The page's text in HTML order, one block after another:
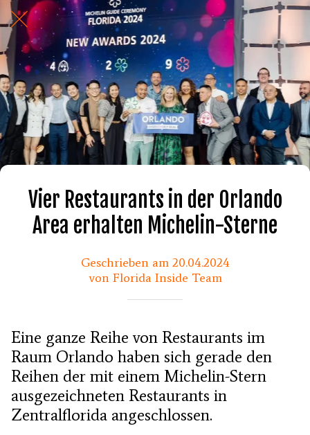
Vier Restaurants in der Orlando
Area erhalten Michelin-Sterne
Geschrieben am 20.04.2024
von Florida Inside Team
Eine ganze Reihe von Restaurants im
Raum Orlando haben sich gerade den
Reihen der mit einem Michelin-Stern
ausgezeichneten Restaurants in
Zentralflorida angeschlossen.